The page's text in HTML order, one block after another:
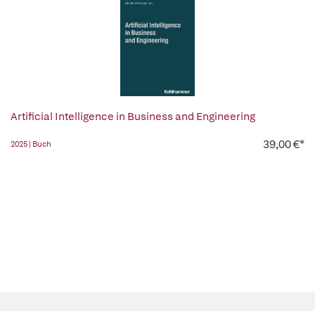
Artificial Intelligence in Business and Engineering
2025 | Buch 39,00 €*